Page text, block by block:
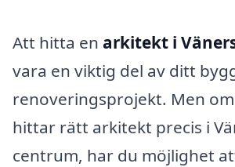
Att hitta en arkitekt i
vara en viktig del av ditt
renoveringsprojekt. Men
hittar rätt arkitekt precis i
centrum, har du möjlighet